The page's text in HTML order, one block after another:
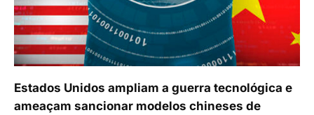
Estados Unidos ampliam a guerra tecnológica e
ameaçam sancionar modelos chineses de